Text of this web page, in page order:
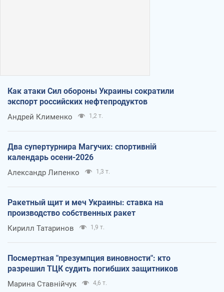
Как атаки Сил обороны Украины сократили
экспорт российских нефтепродуктов
Андрей Клименко 1,2 т.
Два супертурнира Магучих: спортивній
календарь осени-2026
Александр Липенко 1,3 т.
Ракетный щит и меч Украины: ставка на
производство собственных ракет
Кирилл Татаринов 1,9 т.
Посмертная "презумпция виновности": кто
разрешил ТЦК судить погибших защитников
Марина Ставнійчук 4,6 т.